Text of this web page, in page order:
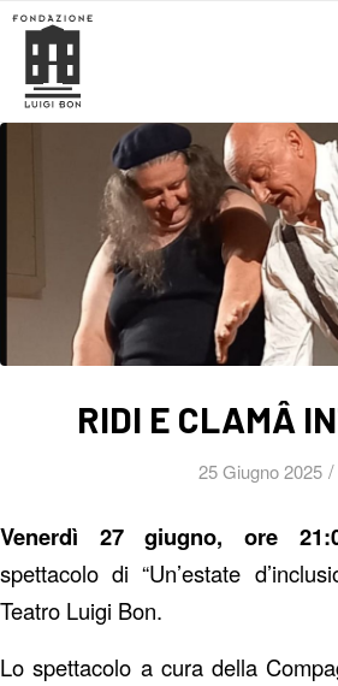
RIDI E CLAMÂ
25 Giugno 2025 /
Venerdì 27 giugno, ore
spettacolo di “Un’estate
Teatro Luigi Bon.
Lo spettacolo a cura della